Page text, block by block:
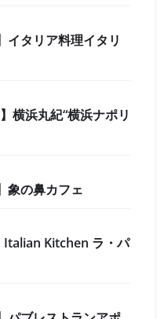
イタリア料理イタリ
横浜丸紀“横浜ナポリ
象の鼻カフェ
Italian Kitchen ラ・パ